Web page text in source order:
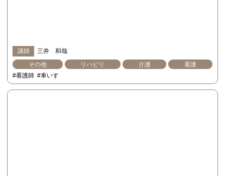
講師
三井 和哉
その他
リハビリ 介護
看護
#看護師 #車いす